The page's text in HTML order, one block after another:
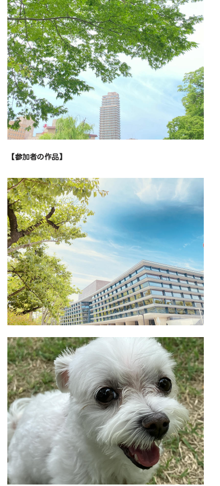
【参加者の作品】